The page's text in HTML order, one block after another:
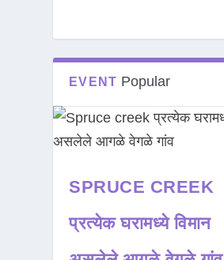
EVENT Popular
SPRUCE CREEK
प्रत्येक घरामध्ये विमान